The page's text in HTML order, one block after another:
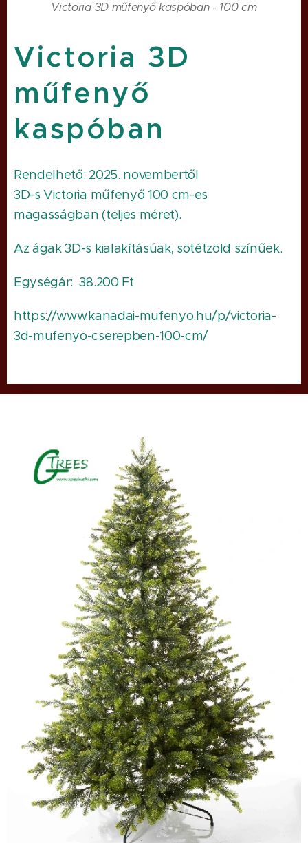
Victoria 3D műfenyő kaspóban - 100 cm
Victoria 3D
műfenyő
kaspóban
Rendelhető: 2025. novembertől
3D-s Victoria műfenyő 100 cm-es
magasságban (teljes méret).
Az ágak 3D-s kialakításúak, sötétzöld színűek.
Egységár: 38.200 Ft
https://www.kanadai-mufenyo.hu/p/victoria-
3d-mufenyo-cserepben-100-cm/